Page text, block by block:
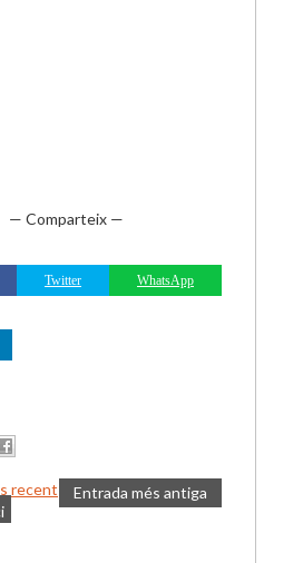
— Comparteix —
Twitter WhatsApp
recent
Entrada més antiga